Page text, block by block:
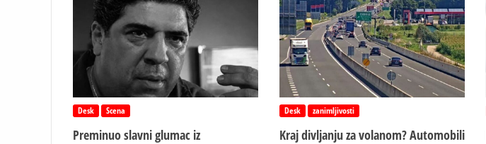
Desk Scena
Preminuo slavni glumac iz
Desk zanimljivosti
Kraj divljanju za volanom? Automobili